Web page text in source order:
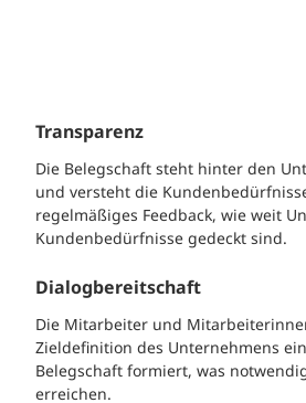
Transparenz
Die Belegschaft steht hinter den
und versteht die
regelmäßiges Feedback, wie weit
Kundenbedürfnisse gedeckt sind.
Dialogbereitschaft
Die Mitarbeiter und
Zieldefinition des Unternehmens
Belegschaft formiert, was
erreichen.